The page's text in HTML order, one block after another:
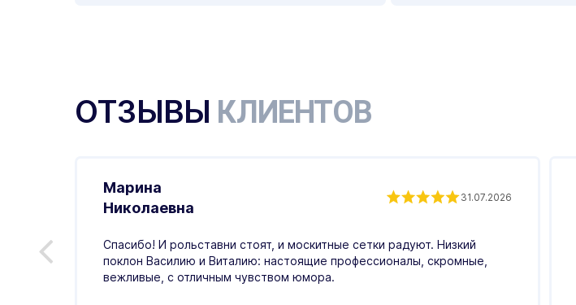
ОТЗЫВЫ КЛИЕНТОВ
Марина
Николаевна
31.07.2026
Спасибо! И рольставни стоят, и москитные сетки радуют. Низкий
поклон Василию и Виталию: настоящие профессионалы, скромные,
вежливые, с отличным чувством юмора.